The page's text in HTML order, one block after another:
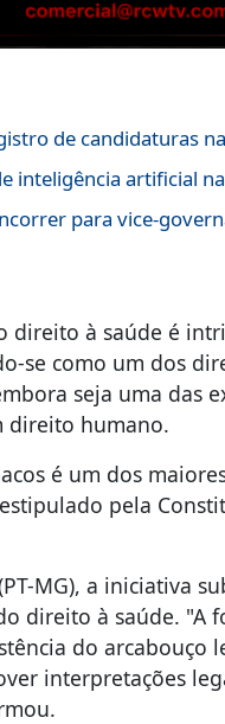
de candidaturas
inteligência artificial
para vice-
direito à saúde é
se como um dos
seja uma das
direito humano.
é um dos
pela
MG), a iniciativa
direito à saúde. "A
do arcabouço
interpretações